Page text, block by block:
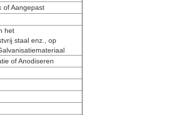
of Aangepast
het
staal enz., op
of Anodiseren